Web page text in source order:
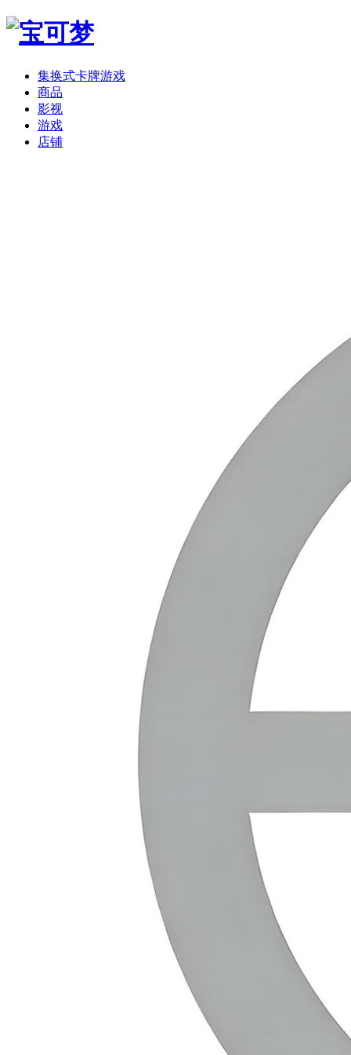
集换式卡牌游戏
商品
影视
游戏
店铺